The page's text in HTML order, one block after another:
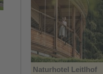
Naturhotel Leitlhof